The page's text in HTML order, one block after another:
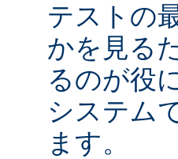
テストの
かを見る
るのが役
システム
ます。